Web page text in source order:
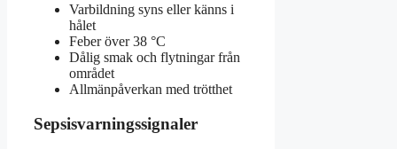
Varbildning syns eller känns i
hålet
Feber över 38 °C
Dålig smak och flytningar från
området
Allmänpåverkan med trötthet
Sepsisvarningssignaler